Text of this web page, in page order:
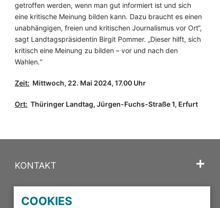
getroffen werden, wenn man gut informiert ist und sich
eine kritische Meinung bilden kann. Dazu braucht es einen
unabhängigen, freien und kritischen Journalismus vor Ort“,
sagt Landtagspräsidentin Birgit Pommer. „Dieser hilft, sich
kritisch eine Meinung zu bilden – vor und nach den
Wahlen.“
Zeit: Mittwoch, 22. Mai 2024, 17.00 Uhr
Ort: Thüringer Landtag, Jürgen-Fuchs-Straße 1, Erfurt
KONTAKT
COOKIES